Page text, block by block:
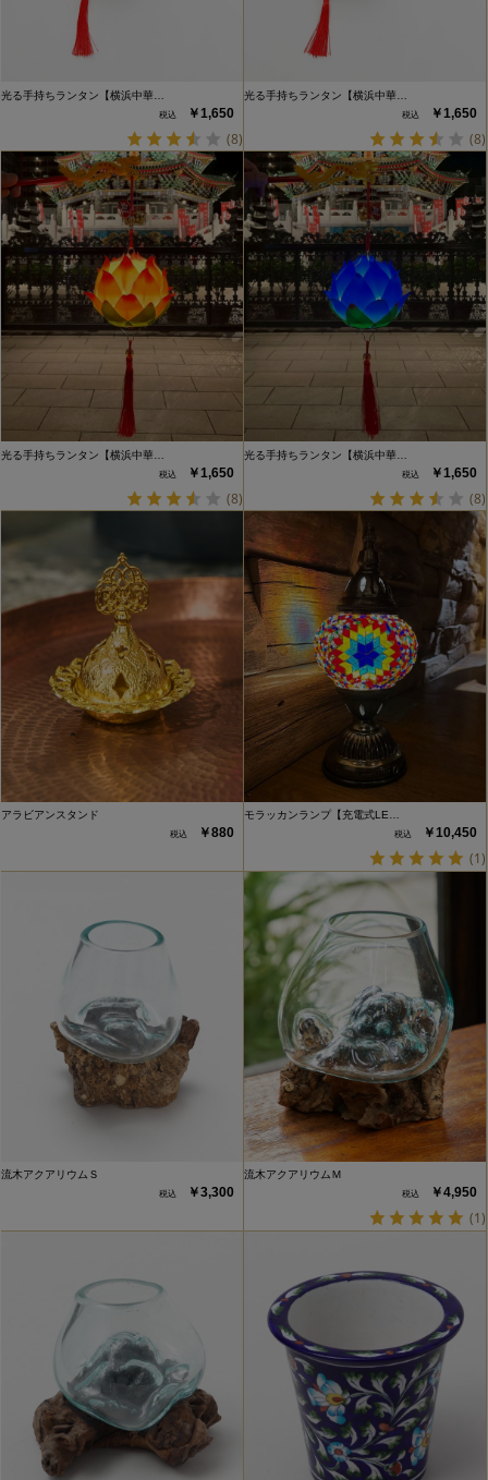
光る手持ちランタン【横浜中華…
￥1,650
(8)
光る手持ちランタン【横浜中華…
￥1,650
(8)
光る手持ちランタン【横浜中華…
￥1,650
(8)
光る手持ちランタン【横浜中華…
￥1,650
(8)
アラビアンスタンド
￥880
モラッカンランプ【充電式LE…
￥10,450
(1)
流木アクアリウムＳ
￥3,300
流木アクアリウムＭ
￥4,950
(1)